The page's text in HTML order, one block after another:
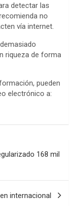
detectar las
no
vía internet.
riqueza de forma
pueden
electrónico a:
168 mil
internacional